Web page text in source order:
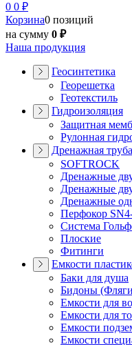
0 0 ₽
Корзина0 позиций
на сумму 0 ₽
Наша продукция
Геосинтетика
Георешетка
Геотекстиль
Гидроизоляция
Защитная
Рулонная
Дренажная труба
SOFTROCK
Дренажные
Дренажные
Дренажные
Перфокор
Система
Плоские
Фитинги
Емкости
Баки для душа
Бидоны
Емкости для
Емкости для
Емкости
Емкости